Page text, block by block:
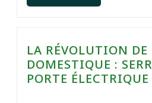
LA RÉVOLUTION DE
DOMESTIQUE :
PORTE ÉLECTRIQUE